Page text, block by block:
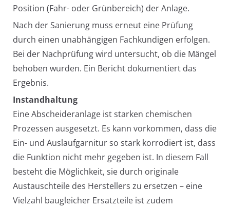
Position (Fahr- oder Grünbereich) der Anlage.
Nach der Sanierung muss erneut eine Prüfung
durch einen unabhängigen Fachkundigen erfolgen.
Bei der Nachprüfung wird untersucht, ob die Mängel
behoben wurden. Ein Bericht dokumentiert das
Ergebnis.
Instandhaltung
Eine Abscheideranlage ist starken chemischen
Prozessen ausgesetzt. Es kann vorkommen, dass die
Ein- und Auslaufgarnitur so stark korrodiert ist, dass
die Funktion nicht mehr gegeben ist. In diesem Fall
besteht die Möglichkeit, sie durch originale
Austauschteile des Herstellers zu ersetzen – eine
Vielzahl baugleicher Ersatzteile ist zudem